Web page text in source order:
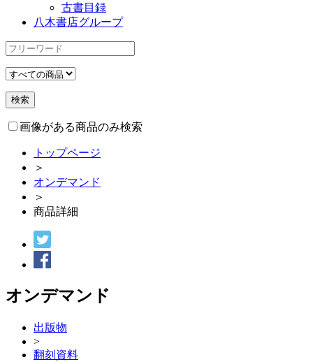
古書目録
八木書店グループ
画像がある商品のみ検索
トップページ
＞
オンデマンド
＞
商品詳細
オンデマンド
出版物
>
翻刻資料